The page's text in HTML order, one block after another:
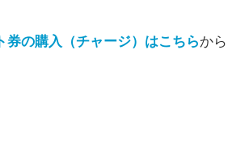
の購入（チャージ）はこちらから